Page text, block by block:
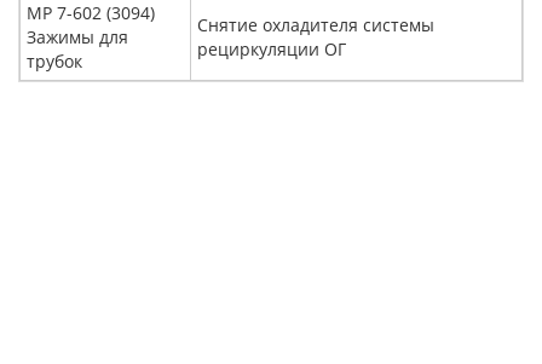
MP 7-602 (3094)
Зажимы для
трубок
Снятие охладителя cиcтeмы
рeциркуляции OГ